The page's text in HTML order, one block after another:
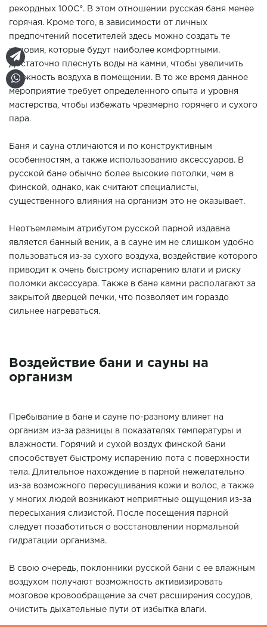
рекордных 100С°. В этом отношении русская баня менее
горячая. Кроме того, в зависимости от личных
предпочтений посетителей здесь можно создать те
условия, которые будут наиболее комфортными.
Достаточно плеснуть воды на камни, чтобы увеличить
влажность воздуха в помещении. В то же время данное
мероприятие требует определенного опыта и уровня
мастерства, чтобы избежать чрезмерно горячего и сухого
пара.
Баня и сауна отличаются и по конструктивным
особенностям, а также использованию аксессуаров. В
русской бане обычно более высокие потолки, чем в
финской, однако, как считают специалисты,
существенного влияния на организм это не оказывает.
Неотъемлемым атрибутом русской парной издавна
является банный веник, а в сауне им не слишком удобно
пользоваться из-за сухого воздуха, воздействие которого
приводит к очень быстрому испарению влаги и риску
поломки аксессуара. Также в бане камни располагают за
закрытой дверцей печки, что позволяет им гораздо
сильнее нагреваться.
Воздействие бани и сауны на
организм
Пребывание в бане и сауне по-разному влияет на
организм из-за разницы в показателях температуры и
влажности. Горячий и сухой воздух финской бани
способствует быстрому испарению пота с поверхности
тела. Длительное нахождение в парной нежелательно
из-за возможного пересушивания кожи и волос, а также
у многих людей возникают неприятные ощущения из-за
пересыхания слизистой. После посещения парной
следует позаботиться о восстановлении нормальной
гидратации организма.
В свою очередь, поклонники русской бани с ее влажным
воздухом получают возможность активизировать
мозговое кровообращение за счет расширения сосудов,
очистить дыхательные пути от избытка влаги.